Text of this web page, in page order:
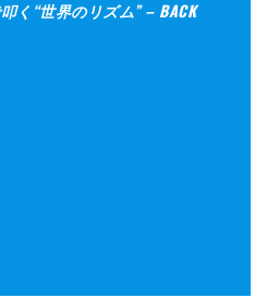
く“世界のリズム” – BACK